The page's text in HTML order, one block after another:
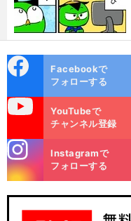
ok
Facebookで
フォローする
YouTubeで
チャンネル登録
m
Instagramで
フォローする